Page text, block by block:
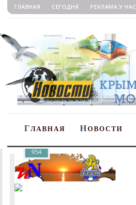
ГЛАВНАЯ СЕГОДНЯ РЕКЛАМА У НАС
ГЛАВНАЯ НОВОСТИ
954